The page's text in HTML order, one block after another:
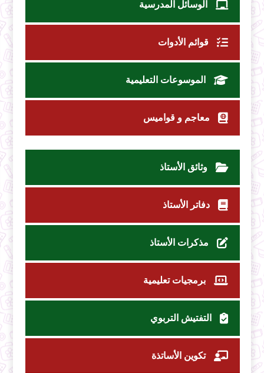
الوسائل المدرسية
قوائم الأدوات
الموسوعات التعليمية
معاجم و قواميس
وثائق الأستاذ
دفاتر الأستاذ
مذكرات الأستاذ
برمجيات تعليمية
التفتيش التربوي
تكوين الأساتذة